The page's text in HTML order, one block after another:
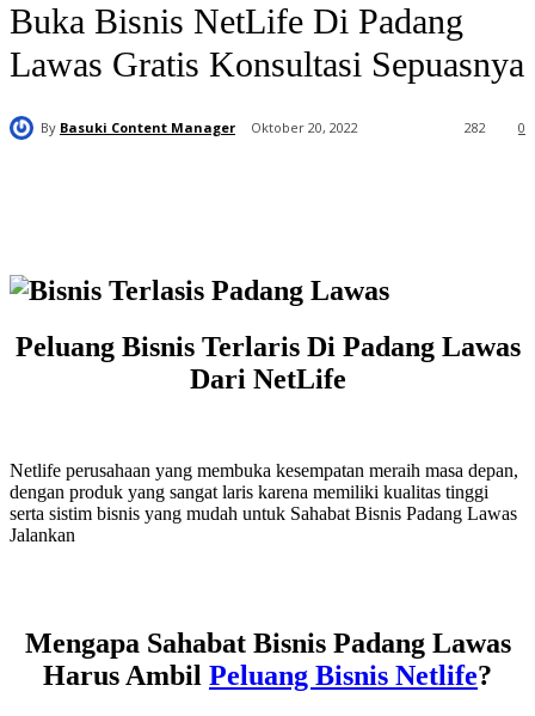
Buka Bisnis NetLife Di Padang
Lawas Gratis Konsultasi Sepuasnya
By Basuki Content Manager Oktober 20, 2022 0
282
Peluang Bisnis Terlaris Di Padang Lawas
Dari NetLife
Netlife perusahaan yang membuka kesempatan meraih masa depan,
dengan produk yang sangat laris karena memiliki kualitas tinggi
serta sistim bisnis yang mudah untuk Sahabat Bisnis Padang Lawas
Jalankan
Mengapa Sahabat Bisnis Padang Lawas
Harus Ambil Peluang Bisnis Netlife?